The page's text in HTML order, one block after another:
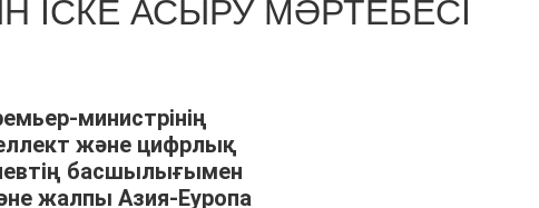
АСЫРУ МӘРТЕБЕСІ
министрінің
және цифрлық
басшылығымен
жалпы Азия-Еуропа